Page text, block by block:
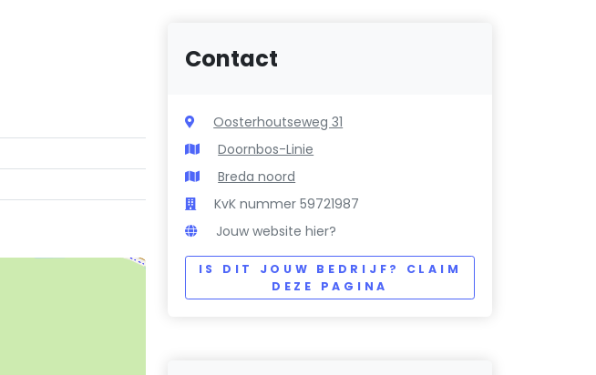
Contact
Oosterhoutseweg 31
Doornbos-Linie
Breda noord
KvK nummer 59721987
Jouw website hier?
IS DIT JOUW BEDRIJF? CLAIM
DEZE PAGINA